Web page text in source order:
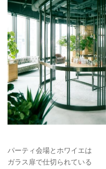
パーティ会場とホワイエは
ガラス扉で仕切られている